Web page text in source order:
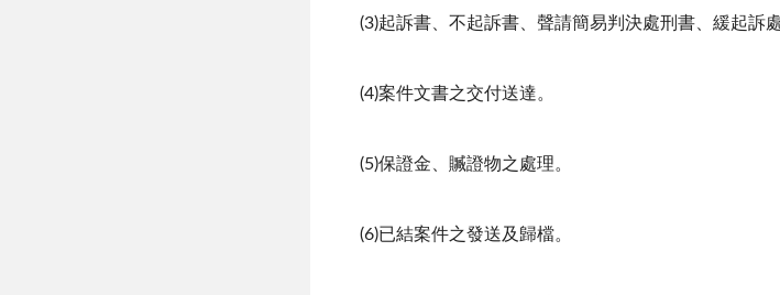
(3)起訴書、不起訴書、聲請簡易判決處刑書、緩起訴
(4)案件文書之交付送達。
(5)保證金、贓證物之處理。
(6)已結案件之發送及歸檔。